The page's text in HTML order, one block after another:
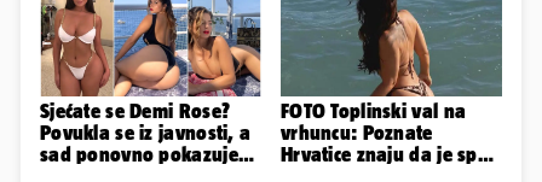
Sjećate se Demi Rose?
Povukla se iz javnosti, a
sad ponovno pokazuje
FOTO Toplinski val na
vrhuncu: Poznate
Hrvatice znaju da je spas